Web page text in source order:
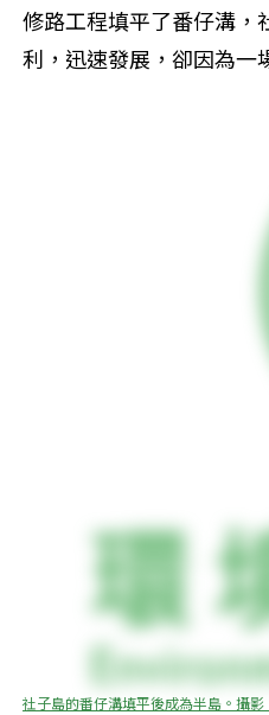
修路工程填平了番仔溝，
利，迅速發展，卻因為一
社子島的番仔溝填平後成為半島。攝